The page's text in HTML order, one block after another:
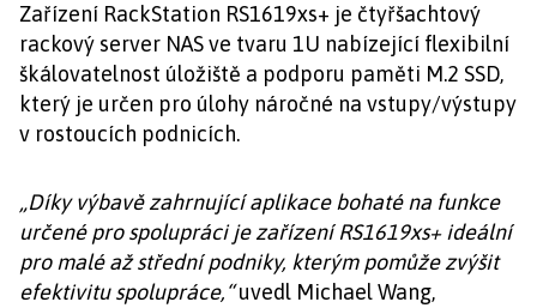
Zařízení RackStation RS1619xs+ je čtyřšachtový
rackový server NAS ve tvaru 1U nabízející flexibilní
škálovatelnost úložiště a podporu paměti M.2 SSD,
který je určen pro úlohy náročné na vstupy/výstupy
v rostoucích podnicích.
„Díky výbavě zahrnující aplikace bohaté na funkce
určené pro spolupráci je zařízení RS1619xs+ ideální
pro malé až střední podniky, kterým pomůže zvýšit
efektivitu spolupráce,“uvedl Michael Wang,